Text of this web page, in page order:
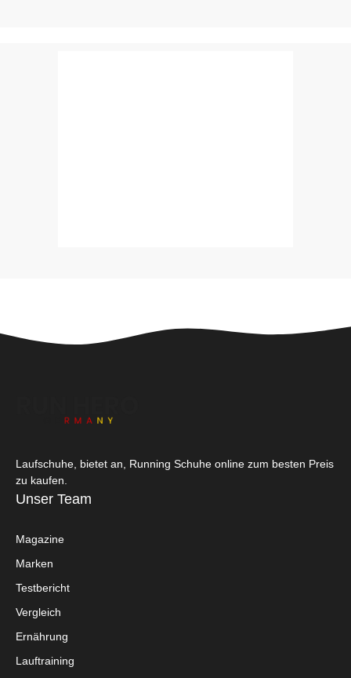
Laufschuhe, bietet an, Running Schuhe online zum besten Preis
zu kaufen.
Unser Team
Magazine
Marken
Testbericht
Vergleich
Ernährung
Lauftraining